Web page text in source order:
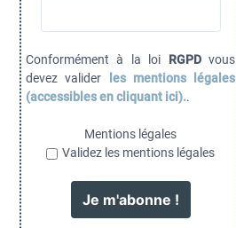
Conformément à la loi RGPDvous
devez valider
les mentions légales
(accessibles en cliquant ici)..
Mentions légales
Validez les mentions légales